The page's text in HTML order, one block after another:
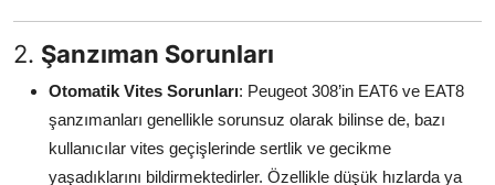
2. Şanzıman Sorunları
Otomatik Vites Sorunları: Peugeot 308’in EAT6 ve EAT8
şanzımanları genellikle sorunsuz olarak bilinse de, bazı
kullanıcılar vites geçişlerinde sertlik ve gecikme
yaşadıklarını bildirmektedirler. Özellikle düşük hızlarda ya